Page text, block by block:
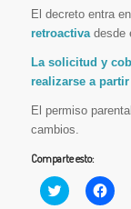
El decreto entra
retroactivadesde
La solicitud y
realizarse a
El permiso
cambios.
Comparte esto:
Haz
clic
Haz
clic